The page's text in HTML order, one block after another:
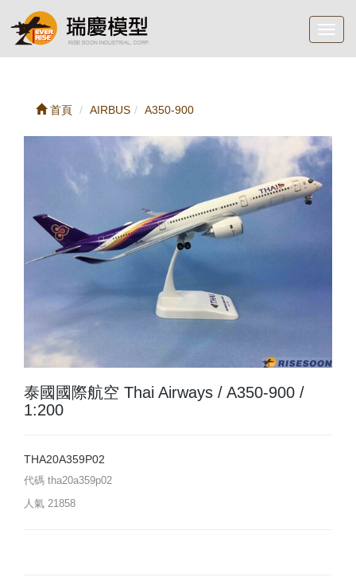
首頁 AIRBUS A350-900
泰國國際航空 Thai Airways / A350-900 /
1:200
THA20A359P02
代碼 tha20a359p02
人氣 21858